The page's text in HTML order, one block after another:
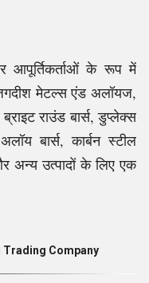
आपूर्तिकर्ताओं के रूप में
मेटल्स एंड अलॉयज,
राउंड बार्स, डुप्लेक्स
बार्स, कार्बन स्टील
अन्य उत्पादों के लिए एक
में लगे हुए हैं।
विक्रेता आधार, पेशेवरों
- हम उद्योग में शीर्ष
Trading Company